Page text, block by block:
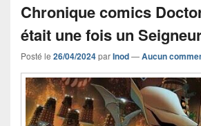
Chronique comics
était une fois un
Posté le 26/04/2024parInod—Aucun